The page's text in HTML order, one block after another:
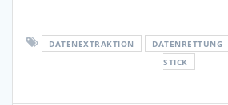
DATENEXTRAKTION DATENRETTUNG
STICK